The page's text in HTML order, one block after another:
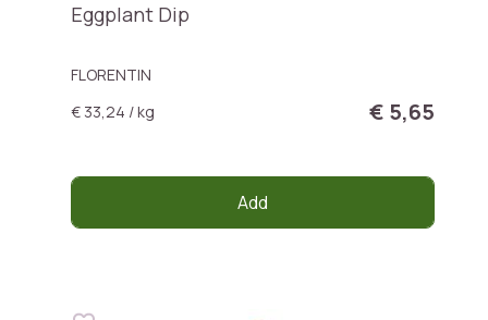
Eggplant Dip
FLORENTIN
€ 33,24 / kg
€ 5,65
Add